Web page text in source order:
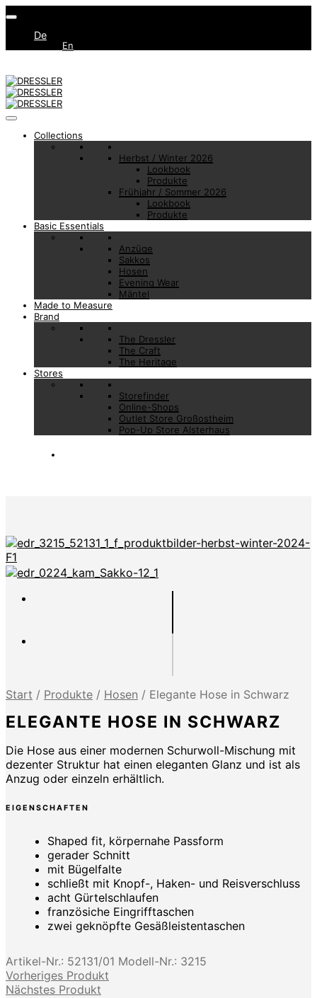
De
En
Collections
Herbst / Winter 2026
Lookbook
Produkte
Frühjahr / Sommer 2026
Lookbook
Produkte
Basic Essentials
Anzüge
Sakkos
Hosen
Evening Wear
Mäntel
Made to Measure
Brand
The Dressler
The Craft
The Heritage
Stores
Storefinder
Online-Shops
Outlet Store Großostheim
Pop-Up Store Alsterhaus
Start / Produkte / Hosen / Elegante Hose in Schwarz
ELEGANTE HOSE IN SCHWARZ
Die Hose aus einer modernen Schurwoll-Mischung mit
dezenter Struktur hat einen eleganten Glanz und ist als
Anzug oder einzeln erhältlich.
EIGENSCHAFTEN
Shaped fit, körpernahe Passform
gerader Schnitt
mit Bügelfalte
schließt mit Knopf-, Haken- und Reisverschluss
acht Gürtelschlaufen
französiche Eingrifftaschen
zwei geknöpfte Gesäßleistentaschen
Artikel-Nr.: 52131/01 Modell-Nr.: 3215
Vorheriges Produkt
Nächstes Produkt